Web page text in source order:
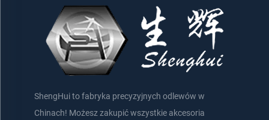
ShengHui to fabryka precyzyjnych odlewów w
Chinach! Możesz zakupić wszystkie akcesoria